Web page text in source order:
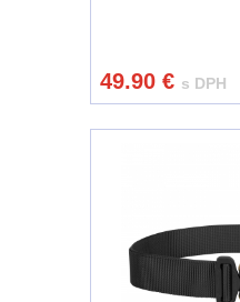
Oblečenie na
turistiku67
Dámske oblečenie
na turistiku50
49.90 € s DPH